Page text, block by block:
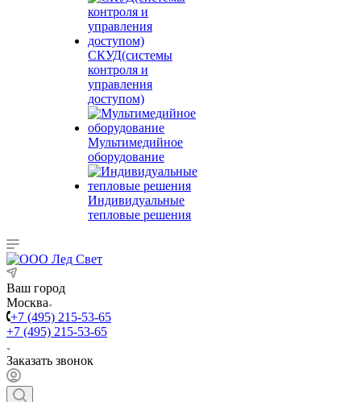
СКУД(системы
контроля и
управления
доступом)
Мультимедийное
оборудование
Индивидуальные
тепловые решения
Ваш город
Москва
+7 (495) 215-53-65
+7 (495) 215-53-65
Заказать звонок